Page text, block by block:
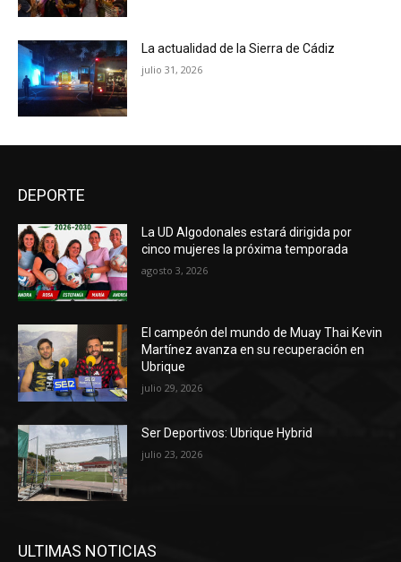
La actualidad de la Sierra de Cádiz
julio 31, 2026
DEPORTE
La UD Algodonales estará dirigida por
cinco mujeres la próxima temporada
agosto 3, 2026
El campeón del mundo de Muay Thai Kevin
Martínez avanza en su recuperación en
Ubrique
julio 29, 2026
Ser Deportivos: Ubrique Hybrid
julio 23, 2026
ULTIMAS NOTICIAS